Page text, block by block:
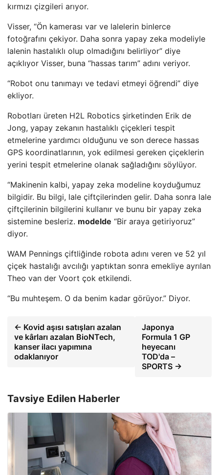
kırmızı çizgileri arıyor.
Visser, “Ön kamerası var ve lalelerin binlerce
fotoğrafını çekiyor. Daha sonra yapay zeka modeliyle
lalenin hastalıklı olup olmadığını belirliyor” diye
açıklıyor Visser, buna “hassas tarım” adını veriyor.
“Robot onu tanımayı ve tedavi etmeyi öğrendi” diye
ekliyor.
Robotları üreten H2L Robotics şirketinden Erik de
Jong, yapay zekanın hastalıklı çiçekleri tespit
etmelerine yardımcı olduğunu ve son derece hassas
GPS koordinatlarının, yok edilmesi gereken çiçeklerin
yerini tespit etmelerine olanak sağladığını söylüyor.
“Makinenin kalbi, yapay zeka modeline koyduğumuz
bilgidir. Bu bilgi, lale çiftçilerinden gelir. Daha sonra lale
çiftçilerinin bilgilerini kullanır ve bunu bir yapay zeka
sistemine besleriz. modelde “Bir araya getiriyoruz”
diyor.
WAM Pennings çiftliğinde robota adını veren ve 52 yıl
çiçek hastalığı avcılığı yaptıktan sonra emekliye ayrılan
Theo van der Voort çok etkilendi.
“Bu muhteşem. O da benim kadar görüyor.” Diyor.
← Kovid aşısı satışları azalan
ve kârları azalan BioNTech,
kanser ilacı yapımına
odaklanıyor
Japonya
Formula 1 GP
heyecanı
TOD'da –
SPORTS →
Tavsiye Edilen Haberler